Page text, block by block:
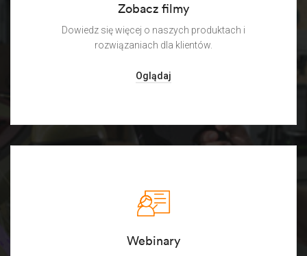
Zobacz filmy
Dowiedz się więcej o naszych produktach i
rozwiązaniach dla klientów.
Oglądaj
Webinary